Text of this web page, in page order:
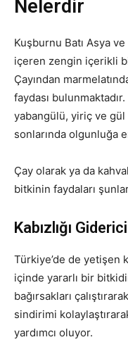
Nelerdir
Kuşburnu Batı Asya
içeren zengin içerikli
Çayından
faydası
yabangülü, yiriç ve gül
sonlarında olgunluğa
Çay olarak ya da
bitkinin faydaları
Kabızlığı
Türkiye’de de yetişen
içinde yararlı bir
bağırsakları
sindirimi
yardımcı oluyor.